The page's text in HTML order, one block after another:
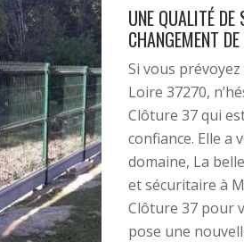
UNE QUALITÉ DE
CHANGEMENT
Si vous
Loire 37270,
Clôture 37 qui
confiance. Elle a
domaine, La
et sécuritaire à
Clôture 37 pour
pose une